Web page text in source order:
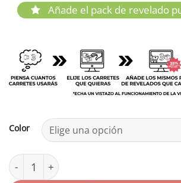
Añade el pack de revelado
Color
Ilford Cámara Sprite 35 II cantidad